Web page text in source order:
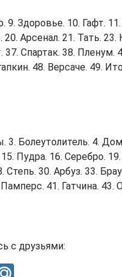
Здоровье. 10. Гафт.
20. Арсенал. 21. Тать.
37. Спартак. 38. Пленум.
48. Версаче. 49.
3. Болеутолитель. 4.
Пудра. 16. Серебро.
Степь. 30. Арбуз. 33.
41. Гатчина. 43.
с друзьями: